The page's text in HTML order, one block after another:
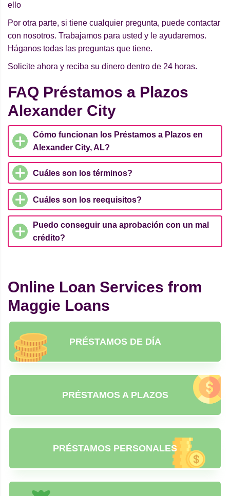
ello
Por otra parte, si tiene cualquier pregunta, puede contactar
con nosotros. Trabajamos para usted y le ayudaremos.
Háganos todas las preguntas que tiene.
Solicite ahora y reciba su dinero dentro de 24 horas.
FAQ Préstamos a Plazos
Alexander City
Cómo funcionan los Préstamos a Plazos en
Alexander City, AL?
Cuáles son los términos?
Cuáles son los reequisitos?
Puedo conseguir una aprobación con un mal
crédito?
Online Loan Services from
Maggie Loans
PRÉSTAMOS DE DÍA
PRÉSTAMOS A PLAZOS
PRÉSTAMOS PERSONALES